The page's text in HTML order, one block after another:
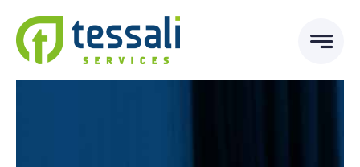
contenu